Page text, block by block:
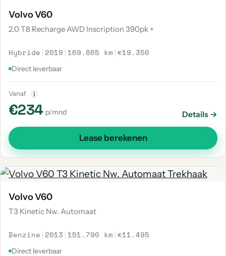
Volvo V60
2.0 T8 Recharge AWD Inscription 390pk +
Hybride | 2019 | 169.865 km |€19.350
Direct leverbaar
Vanaf i
€234 p/mnd Details →
Lease berekenen
Volvo V60
T3 Kinetic Nw. Automaat
Benzine | 2013 | 151.790 km |€11.495
Direct leverbaar